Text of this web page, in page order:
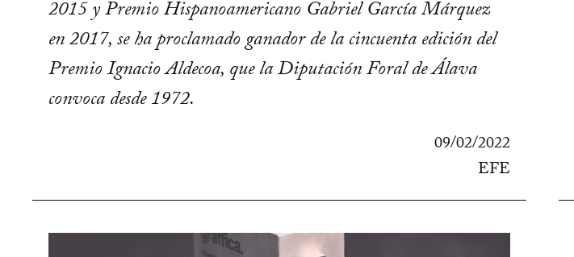
2015 y Premio Hispanoamericano Gabriel García Márquez
en 2017, se ha proclamado ganador de la cincuenta edición del
Premio Ignacio Aldecoa, que la Diputación Foral de Álava
convoca desde 1972.
09/02/2022
EFE